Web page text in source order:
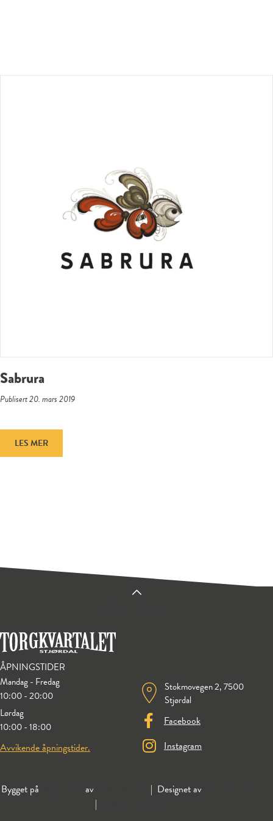
Sabrura
Publisert 20. mars 2019
LES MER
ÅPNINGSTIDER
Mandag - Fredag
10:00 - 20:00
Lørdag
10:00 - 18:00
Avvikende åpningstider.
Stokmovegen 2, 7500
Stjørdal
Facebook
Instagram
Bygget på av | Designet av
|